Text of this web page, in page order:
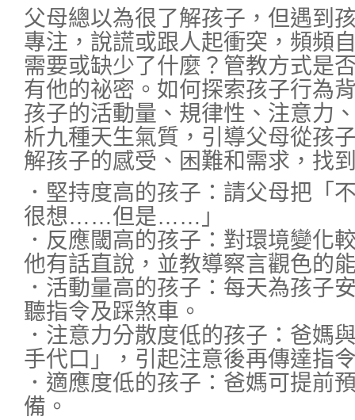
父母總以為很了解孩子，但遇到
專注，說謊或跟人起衝突，頻頻
需要或缺少了什麼？管教方式是
有他的祕密。如何探索孩子行為
孩子的活動量、規律性、注意
析九種天生氣質，引導父母從孩
解孩子的感受、困難和需求，找
．堅持度高的孩子：請父母把「
很想……但是……」
．反應閾高的孩子：對環境變化
他有話直說，並教導察言觀色的
．活動量高的孩子：每天為孩子
聽指令及踩煞車。
．注意力分散度低的孩子：爸媽
手代口」，引起注意後再傳達指
．適應度低的孩子：爸媽可提前
備。